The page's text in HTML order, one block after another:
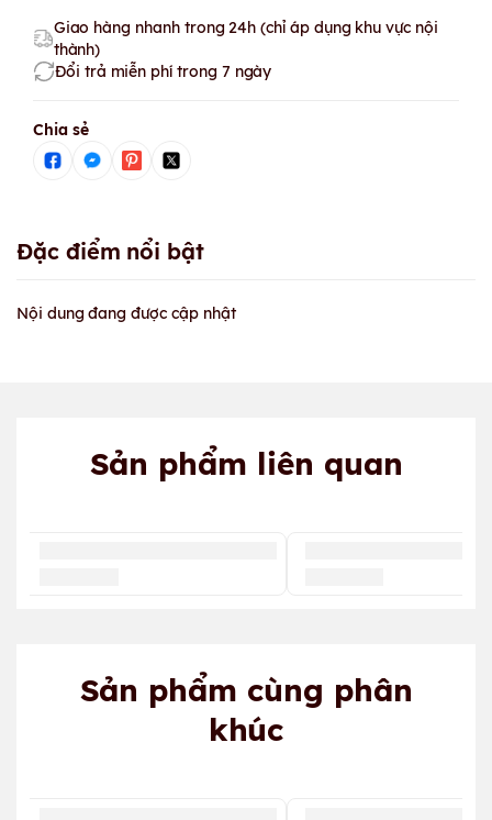
Giao hàng nhanh trong 24h (chỉ áp dụng khu vực nội
thành)
Đổi trả miễn phí trong 7 ngày
Chia sẻ
Đặc điểm nổi bật
Nội dung đang được cập nhật
Sản phẩm liên quan
Sản phẩm cùng phân
khúc